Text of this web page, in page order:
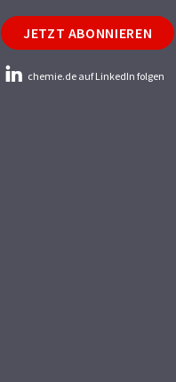
JETZT ABONNIEREN
chemie.de auf LinkedIn folgen